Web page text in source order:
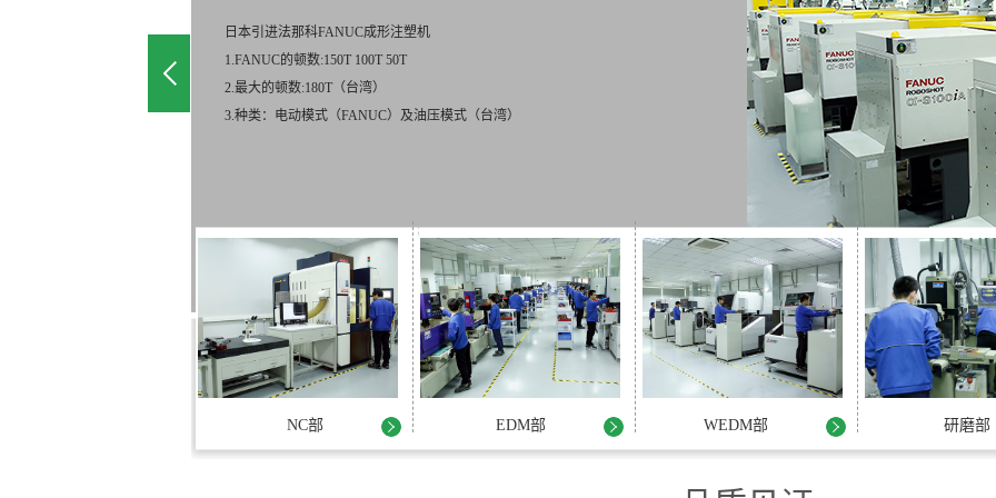
日本安田YASDA、ROKU-ROKU高精密加工机床
YASDA(YMC430)主轴最大转数：40000转
YASDA(YM640)主轴最大转数：80000转
加工精度：±0.001mm 加工最大尺寸：400mm*800mm(长*宽）
NC部 EDM部 WEDM部 研磨部